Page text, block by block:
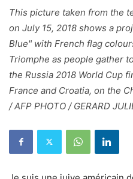
This picture taken from the
on July 15, 2018 shows a
Blue" with French flag
Triomphe as people gather
the Russia 2018 World Cup
France and Croatia, on the
/ AFP PHOTO / GERARD